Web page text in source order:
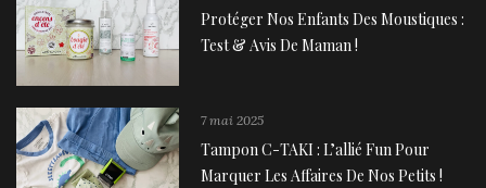
Protéger Nos Enfants Des Moustiques :
Test & Avis De Maman !
7 mai 2025
Tampon C-TAKI : L’allié Fun Pour
Marquer Les Affaires De Nos Petits !